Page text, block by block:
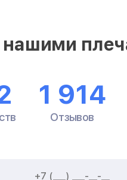
нашими
1 914
Отзывов